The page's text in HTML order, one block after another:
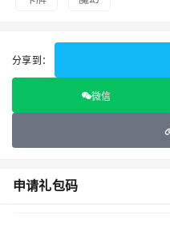
分享到：
微信
申请礼包码